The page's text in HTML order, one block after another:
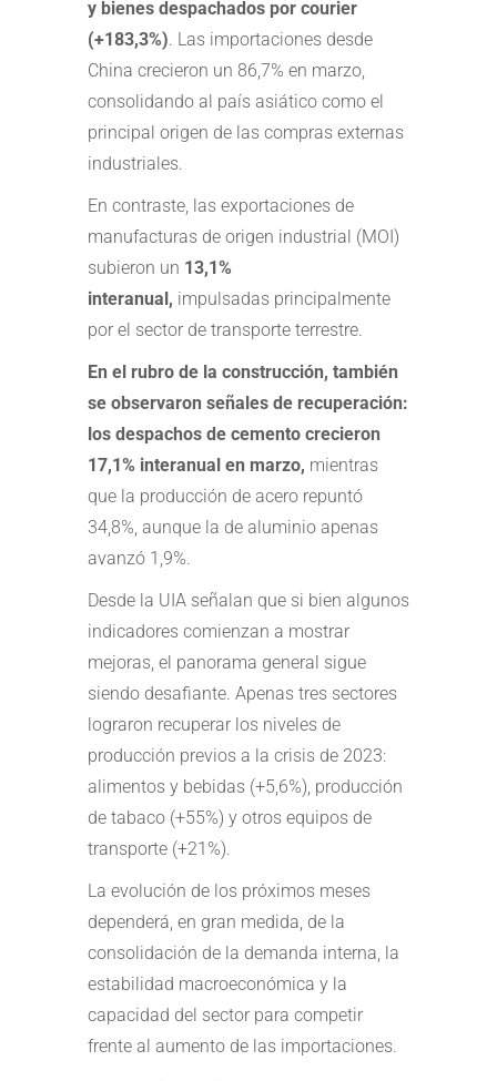
y bienes despachados por courier
(+183,3%). Las importaciones desde
China crecieron un 86,7% en marzo,
consolidando al país asiático como el
principal origen de las compras externas
industriales.
En contraste, las exportaciones de
manufacturas de origen industrial (MOI)
subieron un 13,1%
interanual, impulsadas principalmente
por el sector de transporte terrestre.
En el rubro de la construcción, también
se observaron señales de recuperación:
los despachos de cemento crecieron
17,1% interanual en marzo, mientras
que la producción de acero repuntó
34,8%, aunque la de aluminio apenas
avanzó 1,9%.
Desde la UIA señalan que si bien algunos
indicadores comienzan a mostrar
mejoras, el panorama general sigue
siendo desafiante. Apenas tres sectores
lograron recuperar los niveles de
producción previos a la crisis de 2023:
alimentos y bebidas (+5,6%), producción
de tabaco (+55%) y otros equipos de
transporte (+21%).
La evolución de los próximos meses
dependerá, en gran medida, de la
consolidación de la demanda interna, la
estabilidad macroeconómica y la
capacidad del sector para competir
frente al aumento de las importaciones.